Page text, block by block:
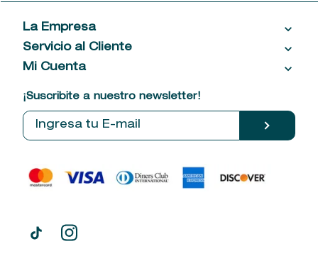
La Empresa
Acerca de las Fragancias
Ventas al por mayor
Política de entrega
Tiendas
Servicio al Cliente
Contáctanos
Comprobantes electrónicos
Mi Cuenta
¡Suscribite a nuestro newsletter!